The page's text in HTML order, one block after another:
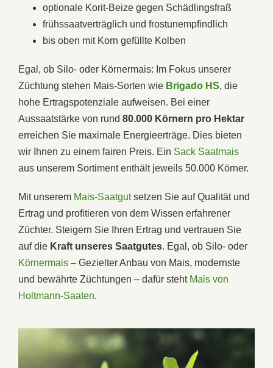
optionale Korit-Beize gegen Schädlingsfraß
frühssaatverträglich und frostunempfindlich
bis oben mit Korn gefüllte Kolben
Egal, ob Silo- oder Körnermais: Im Fokus unserer
Züchtung stehen Mais-Sorten wie Brigado HS, die
hohe Ertragspotenziale aufweisen. Bei einer
Aussaatstärke von rund 80.000 Körnern pro Hektar
erreichen Sie maximale Energieerträge. Dies bieten
wir Ihnen zu einem fairen Preis. Ein Sack Saatmais
aus unserem Sortiment enthält jeweils 50.000 Körner.
Mit unserem Mais-Saatgutsetzen Sie auf Qualität und
Ertrag und profitieren von dem Wissen erfahrener
Züchter. Steigern Sie Ihren Ertrag und vertrauen Sie
auf die Kraft unseres Saatgutes. Egal, ob Silo- oder
Körnermais – Gezielter Anbau von Mais, modernste
und bewährte Züchtungen – dafür steht Mais von
Holtmann-Saaten.